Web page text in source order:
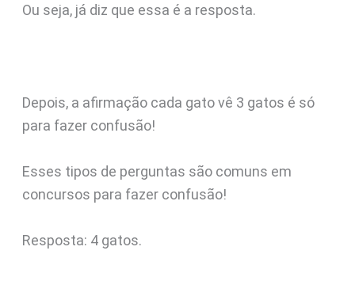
Ou seja, já diz que essa é a resposta.
Depois, a afirmação cada gato vê 3 gatos é só
para fazer confusão!
Esses tipos de perguntas são comuns em
concursos para fazer confusão!
Resposta: 4 gatos.